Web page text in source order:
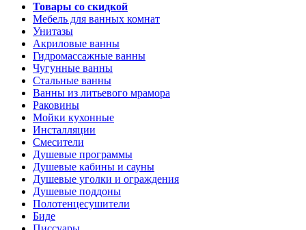
Товары со скидкой
Мебель для ванных комнат
Унитазы
Акриловые ванны
Гидромассажные ванны
Чугунные ванны
Стальные ванны
Ванны из литьевого мрамора
Раковины
Мойки кухонные
Инсталляции
Смесители
Душевые программы
Душевые кабины и сауны
Душевые уголки и ограждения
Душевые поддоны
Полотенцесушители
Биде